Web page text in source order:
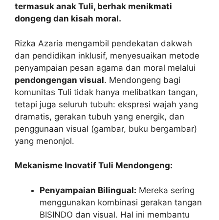
termasuk anak Tuli, berhak menikmati
dongeng dan kisah moral.
Rizka Azaria mengambil pendekatan dakwah
dan pendidikan inklusif, menyesuaikan metode
penyampaian pesan agama dan moral melalui
pendongengan visual. Mendongeng bagi
komunitas Tuli tidak hanya melibatkan tangan,
tetapi juga seluruh tubuh: ekspresi wajah yang
dramatis, gerakan tubuh yang energik, dan
penggunaan visual (gambar, buku bergambar)
yang menonjol.
Mekanisme Inovatif Tuli Mendongeng:
Penyampaian Bilingual: Mereka sering
menggunakan kombinasi gerakan tangan
BISINDO dan visual. Hal ini membantu